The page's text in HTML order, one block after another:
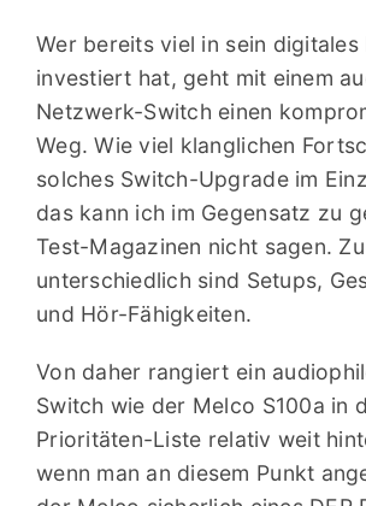
Wer bereits viel in sein digitales
investiert hat, geht mit einem
Netzwerk-Switch einen
Weg. Wie viel klanglichen
solches Switch-Upgrade im
das kann ich im Gegensatz zu
Test-Magazinen nicht sagen. Zu
unterschiedlich sind Setups,
und Hör-Fähigkeiten.
Von daher rangiert ein
Switch wie der Melco S100a in
Prioritäten-Liste relativ weit
wenn man an diesem Punkt